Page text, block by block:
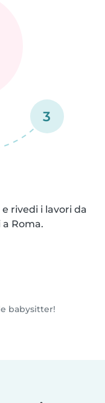
3
rivedi i lavori da
Roma.
babysitter!